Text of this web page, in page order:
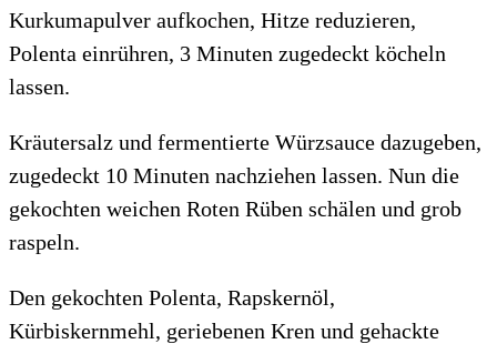
Kurkumapulver aufkochen, Hitze reduzieren,
Polenta einrühren, 3 Minuten zugedeckt köcheln
lassen.
Kräutersalz und fermentierte Würzsauce dazugeben,
zugedeckt 10 Minuten nachziehen lassen. Nun die
gekochten weichen Roten Rüben schälen und grob
raspeln.
Den gekochten Polenta, Rapskernöl,
Kürbiskernmehl, geriebenen Kren und gehackte